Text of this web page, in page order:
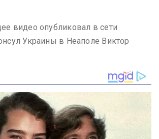
видео опубликовал в сети
Украины в Неаполе Виктор